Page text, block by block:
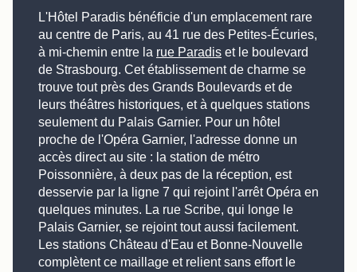
L'Hôtel Paradis bénéficie d'un emplacement rare
au centre de Paris, au 41 rue des Petites-Écuries,
à mi-chemin entre la rue Paradis et le boulevard
de Strasbourg. Cet établissement de charme se
trouve tout près des Grands Boulevards et de
leurs théâtres historiques, et à quelques stations
seulement du Palais Garnier. Pour un hôtel
proche de l'Opéra Garnier, l'adresse donne un
accès direct au site : la station de métro
Poissonnière, à deux pas de la réception, est
desservie par la ligne 7 qui rejoint l'arrêt Opéra en
quelques minutes. La rue Scribe, qui longe le
Palais Garnier, se rejoint tout aussi facilement.
Les stations Château d'Eau et Bonne-Nouvelle
complètent ce maillage et relient sans effort le